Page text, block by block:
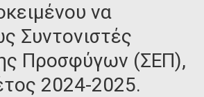
να
Συντονιστές
Προσφύγων (ΣΕΠ),
2024-2025.